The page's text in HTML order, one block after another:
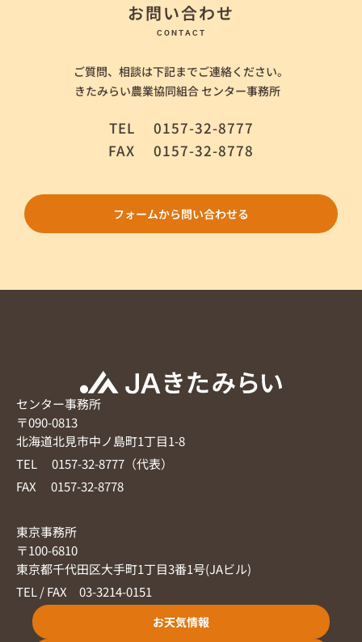
お問い合わせ
CONTACT
ご質問、相談は下記までご連絡ください。
きたみらい農業協同組合 センター事務所
TEL 0157-32-8777
FAX 0157-32-8778
フォームから問い合わせる
センター事務所
〒090-0813
北海道北見市中ノ島町1丁目1-8
TEL 0157-32-8777（代表）
FAX 0157-32-8778
東京事務所
〒100-6810
東京都千代田区大手町1丁目3番1号(JAビル)
TEL / FAX 03-3214-0151
お天気情報